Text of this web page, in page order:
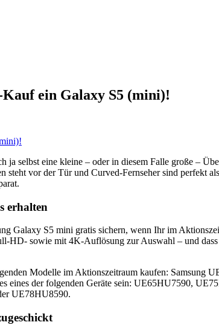
ein Galaxy S5 (mini)!
selbst eine kleine – oder in diesem Falle große –
steht vor der Tür und Curved-Fernseher sind perfekt
erhalten
Galaxy S5 mini gratis sichern, wenn Ihr im
sowie mit 4K-Auflösung zur Auswahl – und
Modelle im Aktionszeitraum kaufen:
eines der folgenden Geräte sein: UE65HU7590,
UE78HU8590.